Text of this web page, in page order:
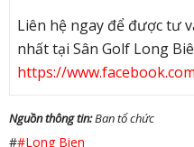
Liên hệ ngay để được tư
nhấttại Sân Golf Long
https://
Nguồn thông tin:Ban tổ chức
##Long Bien